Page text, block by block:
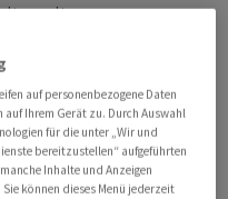
mit.
hatte der Institutsrat
einschneidende
45 von 510
Zudem sollen die
Franken sinken.
auf personenbezogene Daten
Ihrem Gerät zu. Durch Auswahl
für die unter „Wir und
bereitzustellen“ aufgeführten
Inhalte und Anzeigen
können dieses Menü jederzeit